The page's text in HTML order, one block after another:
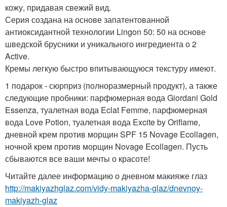
кожу, придавая свежий вид.
Серия создана на основе запатентованной
антиоксидантной технологии Lingon 50: 50 на основе
шведской брусники и уникального ингредиента о 2
Active.
Кремы легкую быстро впитывающуюся текстуру имеют.
1 подарок - сюрприз (полноразмерный продукт), а также
следующие пробники: парфюмерная вода Giordani Gold
Essenza, туалетная вода Eclat Femme, парфюмерная
вода Love Potion, туалетная вода Excite by Oriflame,
дневной крем против морщин SPF 15 Novage Ecollagen,
ночной крем против морщин Novage Ecollagen. Пусть
сбываются все ваши мечты о красоте!
Читайте далее информацию о дневном макияже глаз
http://makiyazhglaz.com/vidy-makiyazha-glaz/dnevnoy-
makiyazh-glaz